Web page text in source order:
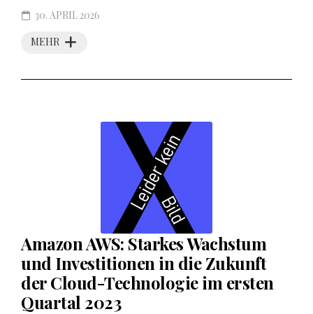
MEHR
30. APRIL 2026
Amazon AWS: Starkes Wachstum
und Investitionen in die Zukunft
der Cloud-Technologie im ersten
Quartal 2023